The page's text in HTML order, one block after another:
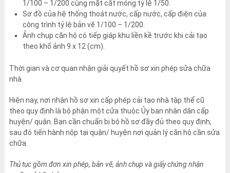
1/100 – 1/200 cùng mặt cắt móng tỷ lệ 1/50.
Sơ đồ của hệ thống thoát nước, cấp nước, cấp điện của
công trình tỷ lệ bản vẽ 1/100 – 1/200.
Ảnh chụp căn hộ có tiếp giáp khu liền kề trước khi cải tạo
theo khổ ảnh 9 x 12 (cm).
Thời gian và cơ quan nhận giải quyết hồ sơ xin phép sửa chữa
nhà
Hiện nay, nơi nhận hồ sơ xin cấp phép cải tạo nhà tập thể cũ
theo quy định là bộ phận một cửa thuộc Ủy ban nhân dân cấp
huyện/ quận. Bạn cần chuẩn bị bộ hồ sơ đầy đủ theo quy định,
sau đó tiến hành nộp tại quận/ huyện nơi quản lý căn hộ cần sửa
chữa.
Thủ tục gồm đơn xin phép, bản vẽ, ảnh chụp và giấy chứng nhận